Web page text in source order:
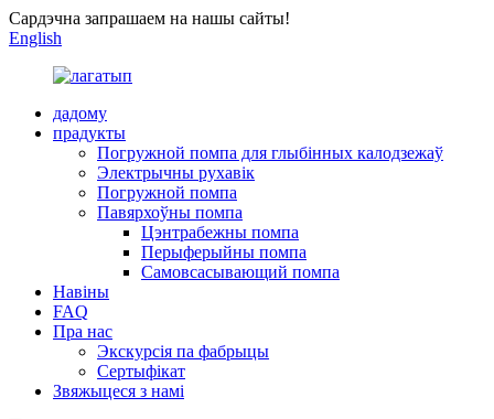
Сардэчна запрашаем на нашы сайты!
English
дадому
прадукты
Погружной помпа для глыбінных калодзежаў
Электрычны рухавік
Погружной помпа
Павярхоўны помпа
Цэнтрабежны помпа
Перыферыйны помпа
Самовсасывающий помпа
Навіны
FAQ
Пра нас
Экскурсія па фабрыцы
Сертыфікат
Звяжыцеся з намі